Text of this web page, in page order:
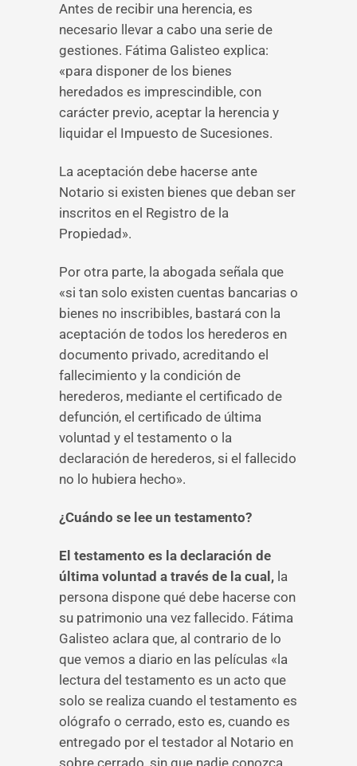
Antes de recibir una herencia, es
necesario llevar a cabo una serie de
gestiones. Fátima Galisteo explica:
«para disponer de los bienes
heredados es imprescindible, con
carácter previo, aceptar la herencia y
liquidar el Impuesto de Sucesiones.
La aceptación debe hacerse ante
Notario si existen bienes que deban ser
inscritos en el Registro de la
Propiedad».
Por otra parte, la abogada señala que
«si tan solo existen cuentas bancarias o
bienes no inscribibles, bastará con la
aceptación de todos los herederos en
documento privado, acreditando el
fallecimiento y la condición de
herederos, mediante el certificado de
defunción, el certificado de última
voluntad y el testamento o la
declaración de herederos, si el fallecido
no lo hubiera hecho».
¿Cuándo se lee un testamento?
El testamento es la declaración de
última voluntad a través de la cual, la
persona dispone qué debe hacerse con
su patrimonio una vez fallecido. Fátima
Galisteo aclara que, al contrario de lo
que vemos a diario en las películas «la
lectura del testamento es un acto que
solo se realiza cuando el testamento es
ológrafo o cerrado, esto es, cuando es
entregado por el testador al Notario en
sobre cerrado, sin que nadie conozca